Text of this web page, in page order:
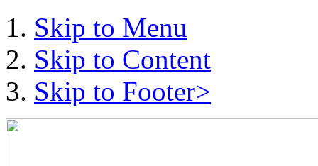
Skip to Menu
Skip to Content
Skip to Footer>